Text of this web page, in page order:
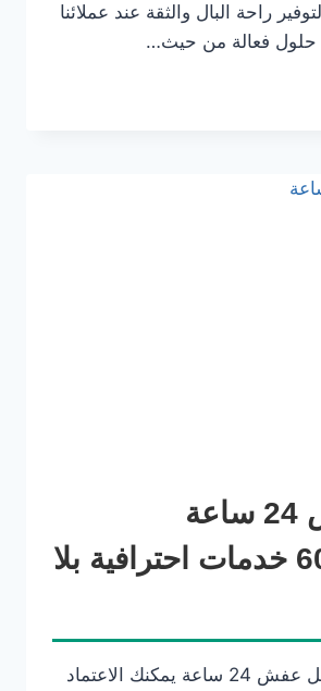
راحة البال والثقة عند عملائنا
حلول فعالة من حيث…
نقل عفش 24 ساعة
60923894 خدمات احترافية بلا
أفضل شركة نقل عفش 24 ساعة يمكنك الاعتماد